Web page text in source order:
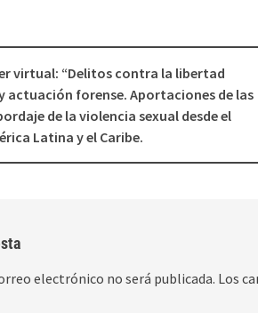
virtual: “Delitos contra la libertad
actuación forense. Aportaciones de las
de la violencia sexual desde el
Latina y el Caribe.
electrónico no será publicada. Los